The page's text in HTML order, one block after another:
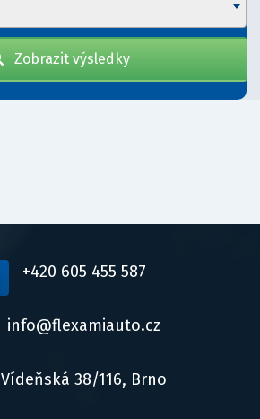
Zobrazit výsledky
+420 605 455 587
info@flexamiauto.cz
Vídeňská 38/116, Brno